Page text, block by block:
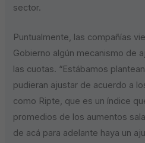
sector.
Puntualmente, las compañías
Gobierno algún mecanismo de
las cuotas. “Estábamos
pudieran ajustar de acuerdo a
como Ripte, que es un índice
promedios de los aumentos
de acá para adelante haya un